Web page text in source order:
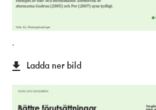
.
Ladda ner bild